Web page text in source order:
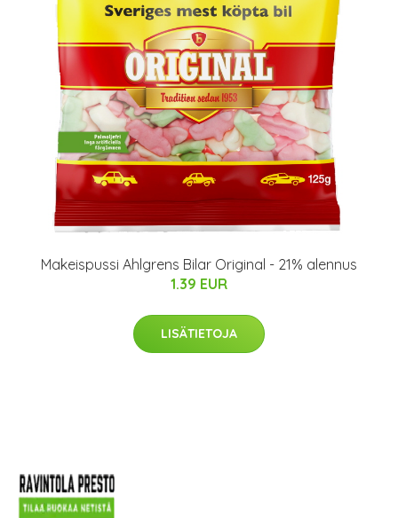
Makeispussi Ahlgrens Bilar Original - 21% alennus
1.39 EUR
LISÄTIETOJA